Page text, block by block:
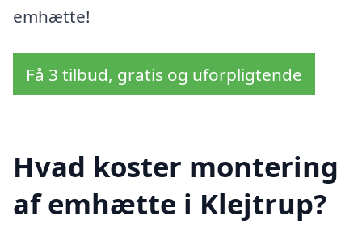
emhætte!
Få 3 tilbud, gratis og uforpligtende
Hvad koster montering
af emhætte i Klejtrup?